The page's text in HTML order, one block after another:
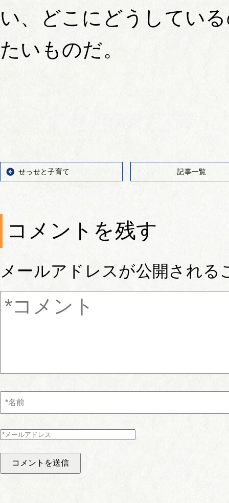
い、どこにどうしてい
たいものだ。
せっせと子育て 記事一覧
コメントを残す
メールアドレスが公開される